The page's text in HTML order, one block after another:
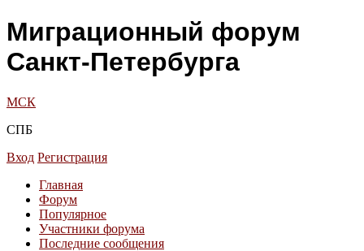
Миграционный форум
Санкт-Петербурга
МСК
СПБ
Вход Регистрация
Главная
Форум
Популярное
Участники форума
Последние сообщения